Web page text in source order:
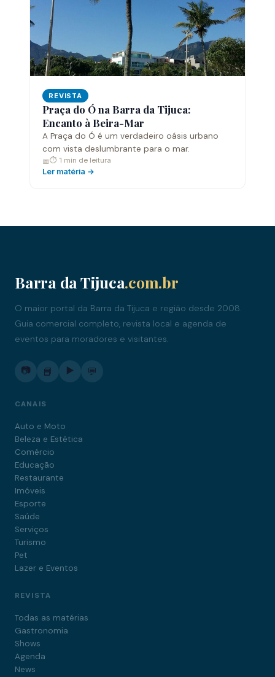
REVISTA
Praça do Ó na Barra da Tijuca:
Encanto à Beira-Mar
A Praça do Ó é um verdadeiro oásis urbano
com vista deslumbrante para o mar.
📅⏱ 1 min de leitura
Ler matéria →
Barra da Tijuca.com.br
O maior portal da Barra da Tijuca e região desde 2008.
Guia comercial completo, revista local e agenda de
eventos para moradores e visitantes.
📷 📘 ▶️ 💬
CANAIS
Auto e Moto
Beleza e Estética
Comércio
Educação
Restaurante
Imóveis
Esporte
Saúde
Serviços
Turismo
Pet
Lazer e Eventos
REVISTA
Todas as matérias
Gastronomia
Shows
Agenda
News